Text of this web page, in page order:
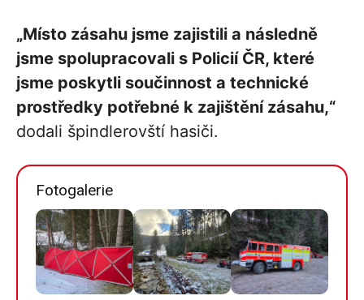
„Místo zásahu jsme zajistili a následně
jsme spolupracovali s Policií ČR, které
jsme poskytli součinnost a technické
prostředky potřebné k zajištění zásahu,“
dodali špindlerovští hasiči.
Fotogalerie